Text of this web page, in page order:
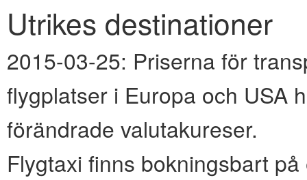
Utrikes destinationer
2015-03-25: Priserna för
flygplatser i Europa och USA
förändrade valutakureser.
Flygtaxi finns bokningsbart